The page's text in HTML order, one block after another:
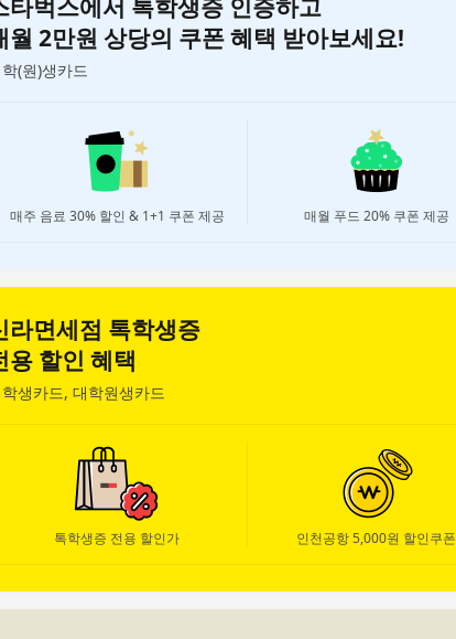
타벅스에서 톡학생증 인증하고
월 2만원 상당의 쿠폰 혜택 받아보세요!
(원)생카드
매주 음료 30% 할인 & 1+1 쿠폰 제공 매월 푸드 20% 쿠폰 제공
라면세점 톡학생증
용 할인 혜택
생카드, 대학원생카드
톡학생증 전용 할인가 인천공항 5,000원 할인쿠폰